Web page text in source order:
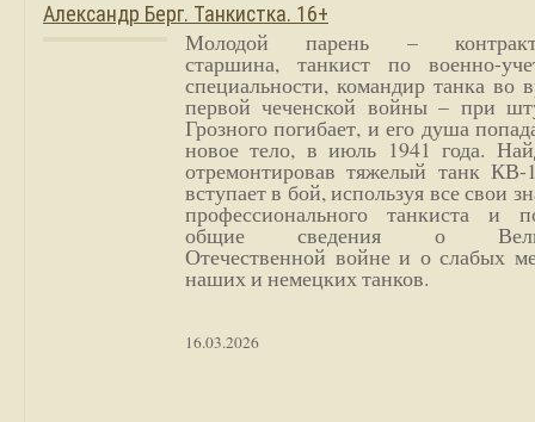
Александр Берг. Танкистка. 16+
Молодой парень –
старшина, танкист по военно-
специальности, командир танка во
первой чеченской войны – при
Грозного погибает, и его душа
новое тело, в июль 1941 года.
отремонтировав тяжелый танк
вступает в бой, используя все свои
профессионального танкиста и
общие сведения о
Отечественной войне и о слабых
наших и немецких танков.
16.03.2026